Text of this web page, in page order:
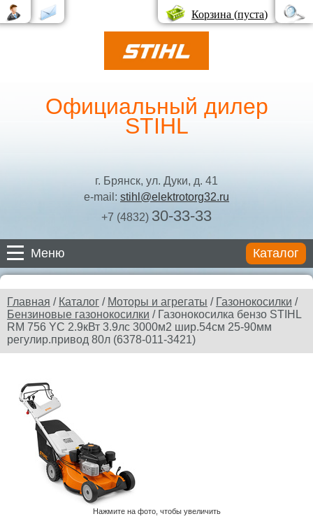
Корзина (пуста)
Официальный дилер
STIHL
г. Брянск, ул. Дуки, д. 41
e-mail: stihl@elektrotorg32.ru
+7 (4832) 30-33-33
Меню Каталог
Каталог
Официальный сайт
производителя
Юридическое
наименование
дилера: ООО
"Электроторг" ИНН/
КПП
3257013977/325701001
Главная / Каталог / Моторы и агрегаты / Газонокосилки /
Бензиновые газонокосилки / Газонокосилка бензо STIHL
RM 756 YC 2.9кВт 3.9лс 3000м2 шир.54см 25-90мм
регулир.привод 80л (6378-011-3421)
Нажмите на фото, чтобы увеличить